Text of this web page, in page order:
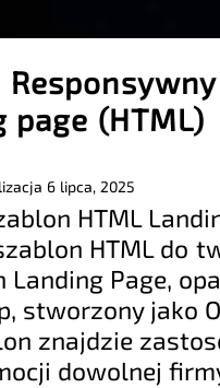
page (HTML)
6 lipca, 2025
HTML
HTML do
Landing Page,
stworzony jako
znajdzie
dowolnej